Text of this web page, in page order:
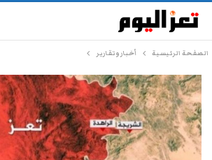
الصفحة الرئيسية أخبار وتقارير